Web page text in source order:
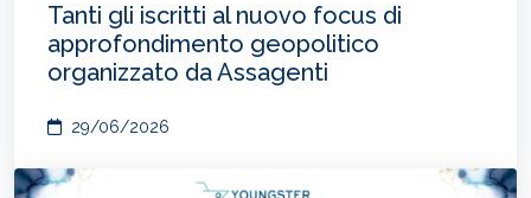
Tanti gli iscritti al nuovo focus di
approfondimento geopolitico
organizzato da Assagenti
29/06/2026